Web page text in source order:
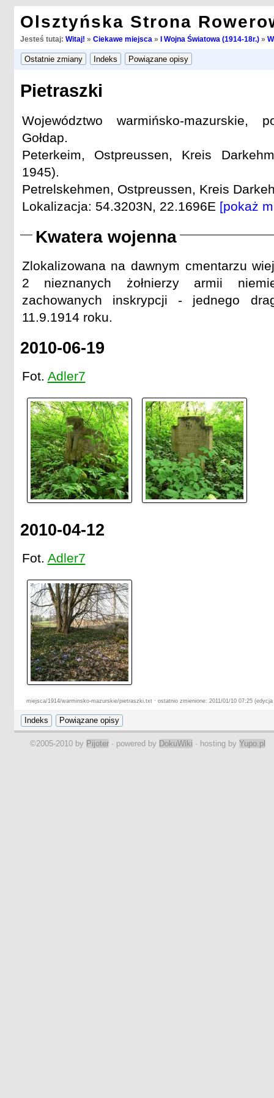
Olsztyńska Strona
Jesteś tutaj: Witaj! » Ciekawe miejsca » I Wojna Światowa (1914-18r.)»
Pietraszki
Województwo warmińsko-mazurskie,
Gołdap.
Peterkeim, Ostpreussen, Kreis
1945).
Petrelskehmen, Ostpreussen, Kreis
Lokalizacja: 54.3203N, 22.1696E [pokaż
Kwatera wojenna
Zlokalizowana na dawnym cmentarzu
2 nieznanych żołnierzy armii
zachowanych inskrypcji - jednego
11.9.1914 roku.
2010-06-19
Fot. Adler7
2010-04-12
Fot. Adler7
miejsca/1914/warminsko-mazurskie/pietraszki.txt · ostatnio zmienione: 2011/01/10 07:25
©2005-2010 by Pijoter · powered by DokuWiki · hosting by Yupo.pl